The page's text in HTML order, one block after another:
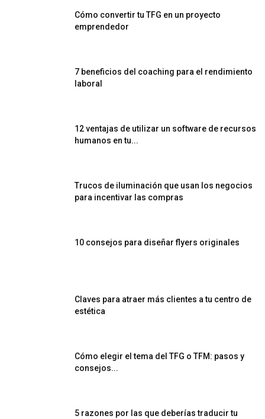
Cómo convertir tu TFG en un proyecto
emprendedor
7 beneficios del coaching para el rendimiento
laboral
12 ventajas de utilizar un software de recursos
humanos en tu...
Trucos de iluminación que usan los negocios
para incentivar las compras
10 consejos para diseñar flyers originales
Claves para atraer más clientes a tu centro de
estética
Cómo elegir el tema del TFG o TFM: pasos y
consejos...
5 razones por las que deberías traducir tu